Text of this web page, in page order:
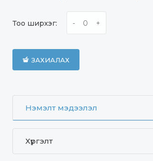
Тоо ширхэг:
ЗАХИАЛАХ
Нэмэлт мэдээлэл
Хүргэлт